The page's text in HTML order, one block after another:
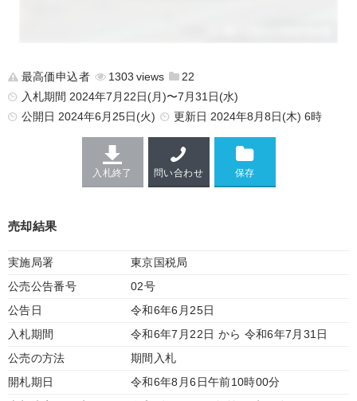
最高価申込者 1303
22
入札期間 2024年7月22日(月)〜7月31日(水)
公開日 2024年6月25日(火) 更新日 2024年8月8日(木) 6時
入札終了 問い合わせ
売却結果
実施局署
東京国税局
公売公告番号
02号
公告日
令和6年6月25日
入札期間
令和6年7月22日 から 令和6年7月31日
公売の方法
期間入札
開札期日
令和6年8月6日午前10時00分